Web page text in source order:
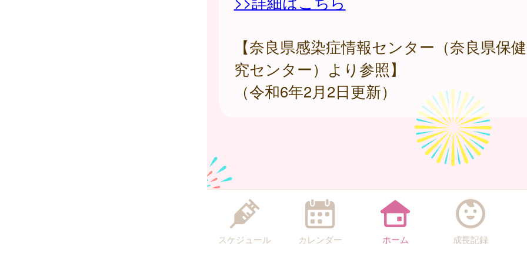
【奈良県感染症情報センター（奈良県保
究センター）より参照】
（令和6年2月2日更新）
スケジュール カレンダー ホーム 成長記録